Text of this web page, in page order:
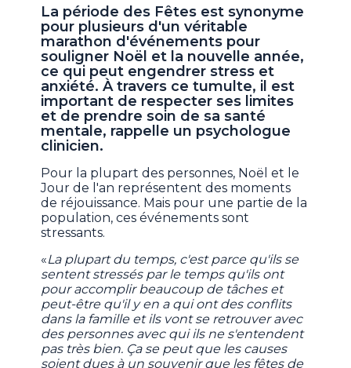
La période des Fêtes est synonyme
pour plusieurs d'un véritable
marathon d'événements pour
souligner Noël et la nouvelle année,
ce qui peut engendrer stress et
anxiété. À travers ce tumulte, il est
important de respecter ses limites
et de prendre soin de sa santé
mentale, rappelle un psychologue
clinicien.
Pour la plupart des personnes, Noël et le
Jour de l'an représentent des moments
de réjouissance. Mais pour une partie de la
population, ces événements sont
stressants.
«La plupart du temps, c'est parce qu'ils se
sentent stressés par le temps qu'ils ont
pour accomplir beaucoup de tâches et
peut-être qu'il y en a qui ont des conflits
dans la famille et ils vont se retrouver avec
des personnes avec qui ils ne s'entendent
pas très bien. Ça se peut que les causes
soient dues à un souvenir que les fêtes de